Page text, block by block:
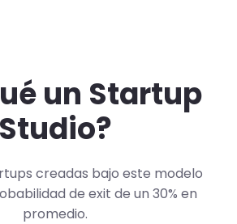
un Startup
Studio?
creadas bajo este modelo
de exit de un 30% en
promedio.